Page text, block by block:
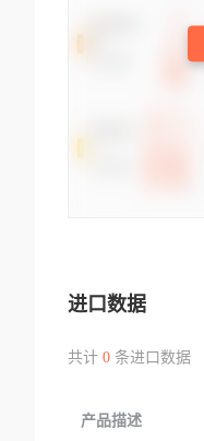
进口数据
共计 0条进口数据
产品描述